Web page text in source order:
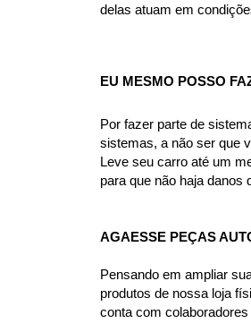
delas atuam em
EU MESMO POSSO
Por fazer parte de
sistemas, a não ser que
Leve seu carro até um
para que não haja danos
AGAESSE PEÇAS
Pensando em ampliar
produtos de nossa loja
conta com